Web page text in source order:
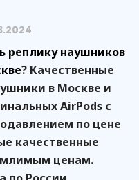
реплику наушников
? Качественные
в Москве и
AirPods с
по цене
качественные
ценам.